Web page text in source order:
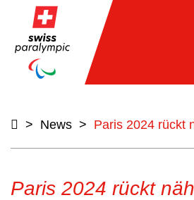
> News > Paris 2024 rückt
Paris 2024 rückt